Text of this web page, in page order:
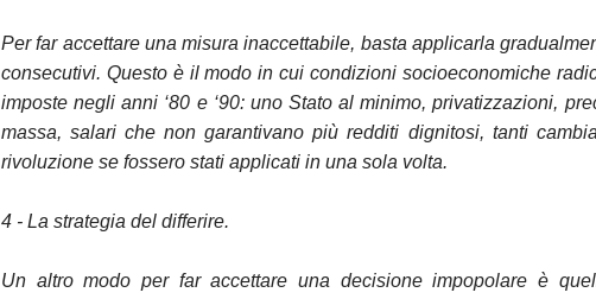
Per far accettare una misura inaccettabile, basta applicarla
consecutivi. Questo è il modo in cui condizioni socioeconomiche
imposte negli anni ‘80 e ‘90: uno Stato al minimo, privatizzazioni,
massa, salari che non garantivano più redditi dignitosi, tanti
rivoluzione se fossero stati applicati in una sola volta.
4 - La strategia del differire.
Un altro modo per far accettare una decisione impopolare è